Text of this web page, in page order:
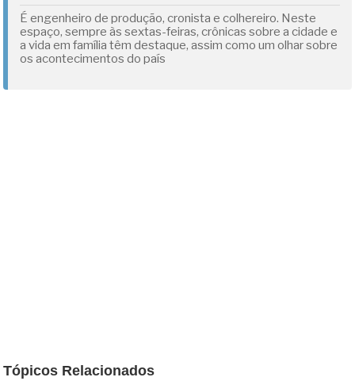
É engenheiro de produção, cronista e colhereiro. Neste
espaço, sempre às sextas-feiras, crônicas sobre a cidade e
a vida em família têm destaque, assim como um olhar sobre
os acontecimentos do país
Tópicos Relacionados